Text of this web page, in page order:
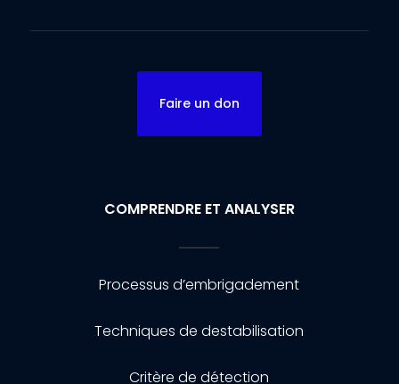
Faire un don
COMPRENDRE ET ANALYSER
Processus d’embrigadement
Techniques de destabilisation
Critère de détection